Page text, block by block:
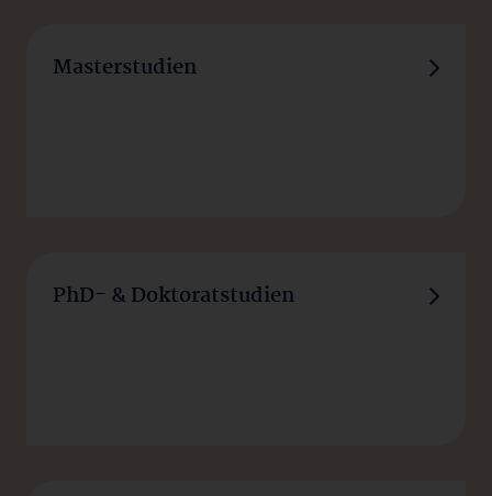
Masterstudien
PhD- & Doktoratstudien